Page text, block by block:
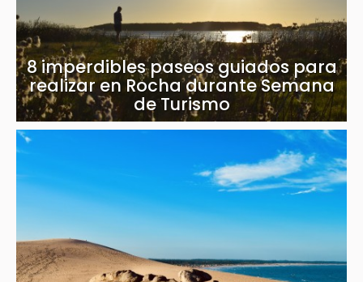
8 imperdibles paseos guiados para
realizar en Rocha durante Semana
de Turismo